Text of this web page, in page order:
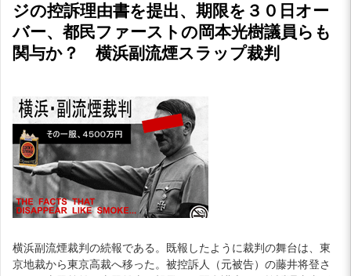
ジの控訴理由書を提出、期限を３０日オー
バー、都民ファーストの岡本光樹議員らも
関与か？ 横浜副流煙スラップ裁判
横浜副流煙裁判の続報である。既報したように裁判の舞台は、東
京地裁から東京高裁へ移った。被控訴人（元被告）の藤井将登さ